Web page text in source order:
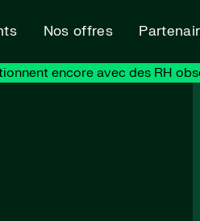
Nos offres
encore avec des RH